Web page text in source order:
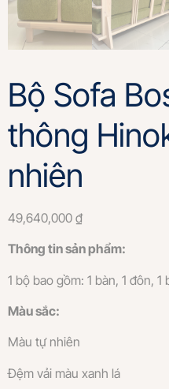
Bộ Sofa
thông
nhiên
49,640,000 ₫
Thông tin sản phẩm:
1 bộ bao gồm: 1 bàn, 1 đôn, 1
Màu sắc:
Màu tự nhiên
Đệm vải màu xanh lá